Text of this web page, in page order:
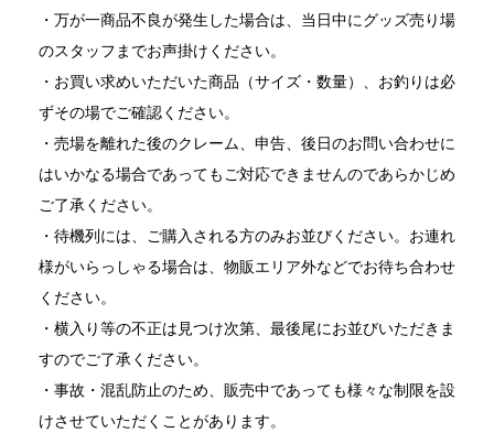
・万が一商品不良が発生した場合は、当日中にグッズ売り場
のスタッフまでお声掛けください。
・お買い求めいただいた商品（サイズ・数量）、お釣りは必
ずその場でご確認ください。
・売場を離れた後のクレーム、申告、後日のお問い合わせに
はいかなる場合であってもご対応できませんのであらかじめ
ご了承ください。
・待機列には、ご購入される方のみお並びください。お連れ
様がいらっしゃる場合は、物販エリア外などでお待ち合わせ
ください。
・横入り等の不正は見つけ次第、最後尾にお並びいただきま
すのでご了承ください。
・事故・混乱防止のため、販売中であっても様々な制限を設
けさせていただくことがあります。